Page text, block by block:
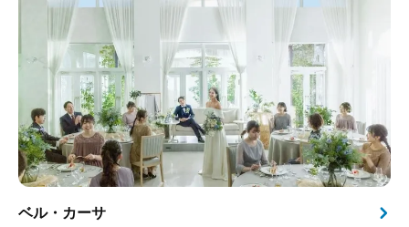
ベル・カーサ